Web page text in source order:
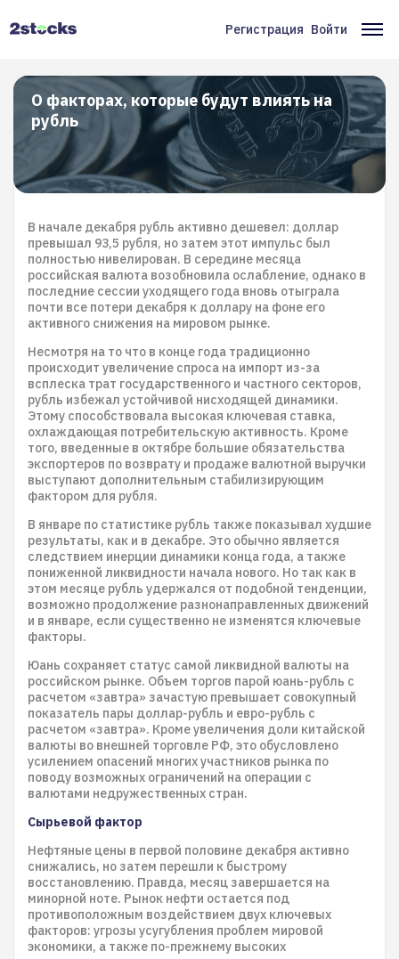
Меню
учётной
записи
пользователя
Регистрация Войти
О факторах, которые будут влиять на
рубль
В начале декабря рубль активно дешевел: доллар
превышал 93,5 рубля, но затем этот импульс был
полностью нивелирован. В середине месяца
российская валюта возобновила ослабление, однако в
последние сессии уходящего года вновь отыграла
почти все потери декабря к доллару на фоне его
активного снижения на мировом рынке.
Несмотря на то что в конце года традиционно
происходит увеличение спроса на импорт из-за
всплеска трат государственного и частного секторов,
рубль избежал устойчивой нисходящей динамики.
Этому способствовала высокая ключевая ставка,
охлаждающая потребительскую активность. Кроме
того, введенные в октябре большие обязательства
экспортеров по возврату и продаже валютной выручки
выступают дополнительным стабилизирующим
фактором для рубля.
В январе по статистике рубль также показывал худшие
результаты, как и в декабре. Это обычно является
следствием инерции динамики конца года, а также
пониженной ликвидности начала нового. Но так как в
этом месяце рубль удержался от подобной тенденции,
возможно продолжение разнонаправленных движений
и в январе, если существенно не изменятся ключевые
факторы.
Юань сохраняет статус самой ликвидной валюты на
российском рынке. Объем торгов парой юань-рубль с
расчетом «завтра» зачастую превышает совокупный
показатель пары доллар-рубль и евро-рубль с
расчетом «завтра». Кроме увеличения доли китайской
валюты во внешней торговле РФ, это обусловлено
усилением опасений многих участников рынка по
поводу возможных ограничений на операции с
валютами недружественных стран.
Сырьевой фактор
Нефтяные цены в первой половине декабря активно
снижались, но затем перешли к быстрому
восстановлению. Правда, месяц завершается на
минорной ноте. Рынок нефти остается под
противоположным воздействием двух ключевых
факторов: угрозы усугубления проблем мировой
экономики, а также по-прежнему высоких